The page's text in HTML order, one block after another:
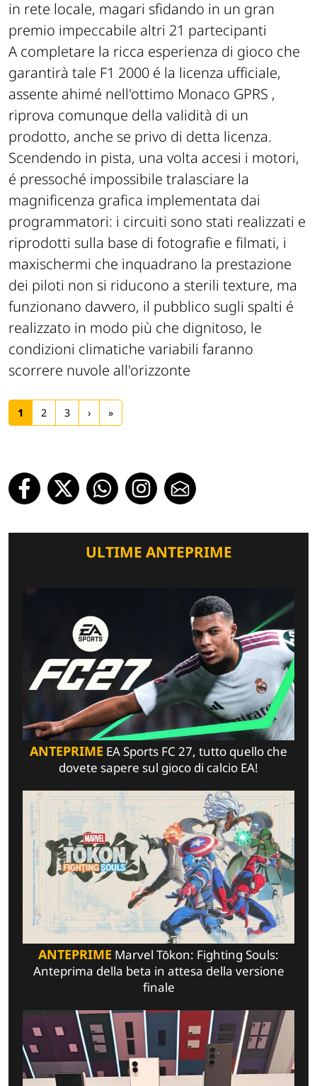
in rete locale, magari sfidando in un gran
premio impeccabile altri 21 partecipanti
A completare la ricca esperienza di gioco che
garantirà tale F1 2000 é la licenza ufficiale,
assente ahimé nell'ottimo Monaco GPRS ,
riprova comunque della validità di un
prodotto, anche se privo di detta licenza.
Scendendo in pista, una volta accesi i motori,
é pressoché impossibile tralasciare la
magnificenza grafica implementata dai
programmatori: i circuiti sono stati realizzati e
riprodotti sulla base di fotografie e filmati, i
maxischermi che inquadrano la prestazione
dei piloti non si riducono a sterili texture, ma
funzionano davvero, il pubblico sugli spalti é
realizzato in modo più che dignitoso, le
condizioni climatiche variabili faranno
scorrere nuvole all'orizzonte
1 2 3 › »
ULTIME ANTEPRIME
ANTEPRIME EA Sports FC 27, tutto quello che
dovete sapere sul gioco di calcio EA!
ANTEPRIME Marvel Tōkon: Fighting Souls:
Anteprima della beta in attesa della versione
finale